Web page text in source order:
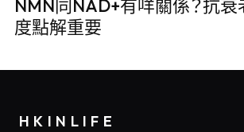
NMN同NAD+有咩關係？抗
度點解重要
HKINLIFE